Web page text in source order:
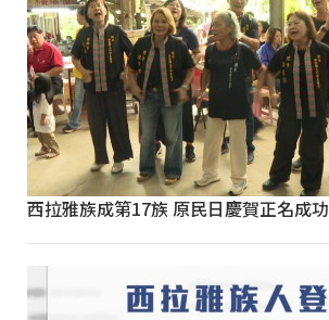
西拉雅族成第17族 原民日慶賀正名成功